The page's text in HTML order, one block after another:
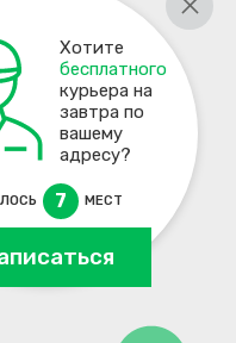
Хотите
бесплатного
курьера на
завтра по
вашему
адресу?
7 МЕСТ